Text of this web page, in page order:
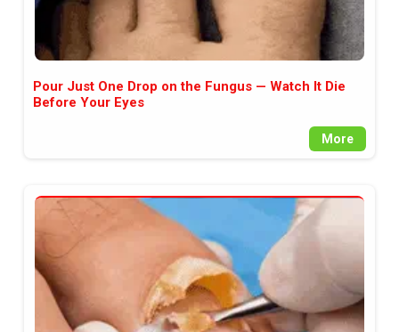
Pour Just One Drop on the Fungus — Watch It Die
Before Your Eyes
More